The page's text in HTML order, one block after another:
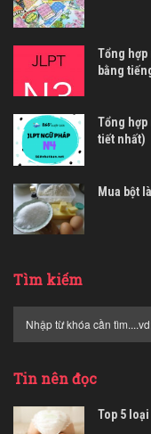
Tổng hợp
bằng
Tổng hợp
tiết nhất)
Mua bột
Tìm kiếm
Tin nên đọc
Top 5